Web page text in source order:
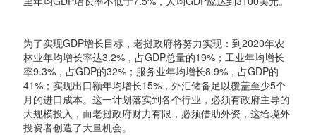
为了实现GDP增长目标，老挝政府将努力实现：到2020年农
林业年均增长率达3.2%，占GDP总量的19%；工业年均增长
率9.3%，占GDP的32%；服务业年均增长8.9%，占GDP的
41%；实现出口额年均增长15%，外汇储备足以覆盖至少5个
月的进口成本。这一计划落实到各个行业，必须有政府主导的
大规模投入，而老挝政府财力有限，必须借助外资，这给境外
投资者创造了大量机会。